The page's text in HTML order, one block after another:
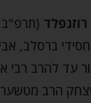
רוזנפלד
ברסלב,
עד להרב רבי
הרב